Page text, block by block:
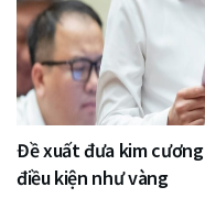
Đề xuất đưa kim
điều kiện như vàng